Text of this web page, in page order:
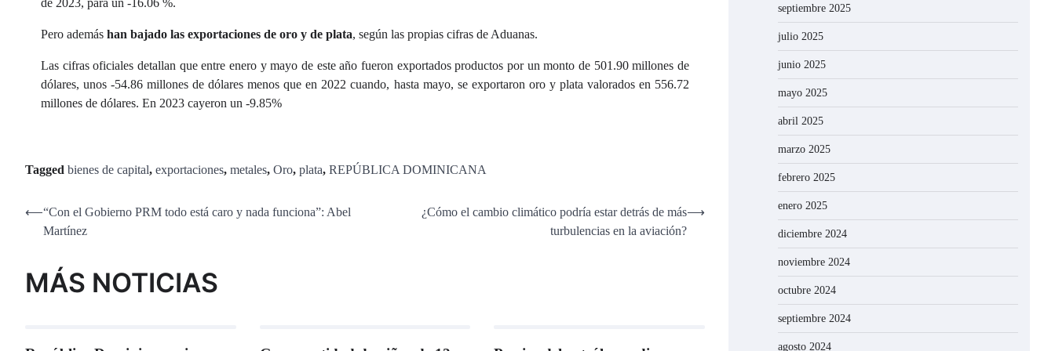
de 2023, para un -16.06 %.
Pero además han bajado las exportaciones de oro y de plata, según las propias cifras de Aduanas.
Las cifras oficiales detallan que entre enero y mayo de este año fueron exportados productos por un monto de 501.90 millones de
dólares, unos -54.86 millones de dólares menos que en 2022 cuando, hasta mayo, se exportaron oro y plata valorados en 556.72
millones de dólares. En 2023 cayeron un -9.85%
Tagged bienes de capital, exportaciones, metales, Oro, plata, REPÚBLICA DOMINICANA
Navegación
entradas
⟵“Con el Gobierno PRM todo está caro y nada funciona”: Abel
Martínez
¿Cómo el cambio climático podría estar detrás de más
turbulencias en la aviación?
⟶
MÁS NOTICIAS
septiembre 2025
julio 2025
junio 2025
mayo 2025
abril 2025
marzo 2025
febrero 2025
enero 2025
diciembre 2024
noviembre 2024
octubre 2024
septiembre 2024
agosto 2024